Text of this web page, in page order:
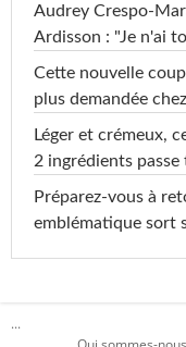
Audrey Crespo-
Ardisson : "Je n'ai
Cette nouvelle
plus demandée
Léger et crémeux,
2 ingrédients
Préparez-vous à
emblématique sort
...